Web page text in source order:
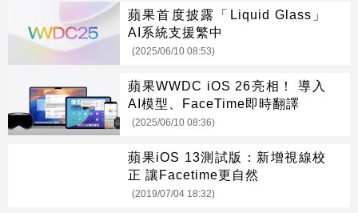
蘋果首度披露「Liquid Glass」
AI系統支援繁中
(2025/06/10 08:53)
蘋果WWDC iOS 26亮相！ 導入
AI模型、FaceTime即時翻譯
(2025/06/10 08:36)
蘋果iOS 13測試版：新增視線校
正 讓Facetime更自然
(2019/07/04 18:32)